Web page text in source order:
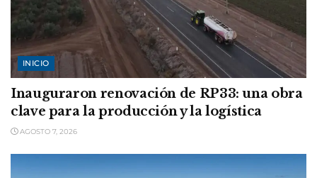
INICIO
Inauguraron renovación de RP33: una obra
clave para la producción y la logística
AGOSTO 7, 2026